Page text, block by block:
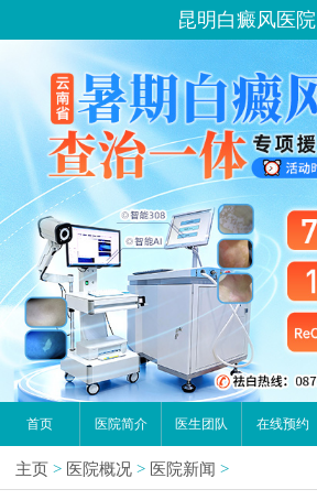
昆明白癜风医院
首页 医院简介 医生团队 在线预约
主页 > 医院概况 > 医院新闻 >